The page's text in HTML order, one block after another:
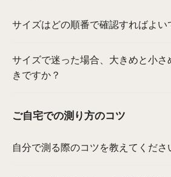
サイズはどの順番で確認すればよい
サイズで迷った場合、大きめと小さ
きですか？
ご自宅での測り方のコツ
自分で測る際のコツを教えてくださ